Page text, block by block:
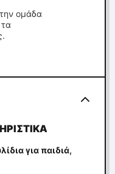
ομάδα
για παιδιά,